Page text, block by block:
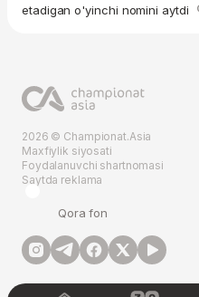
etadigan o'yinchi nomini aytdi
2026 © Championat.Asia
Maxfiylik siyosati
Foydalanuvchi shartnomasi
Saytda reklama
Qora fon